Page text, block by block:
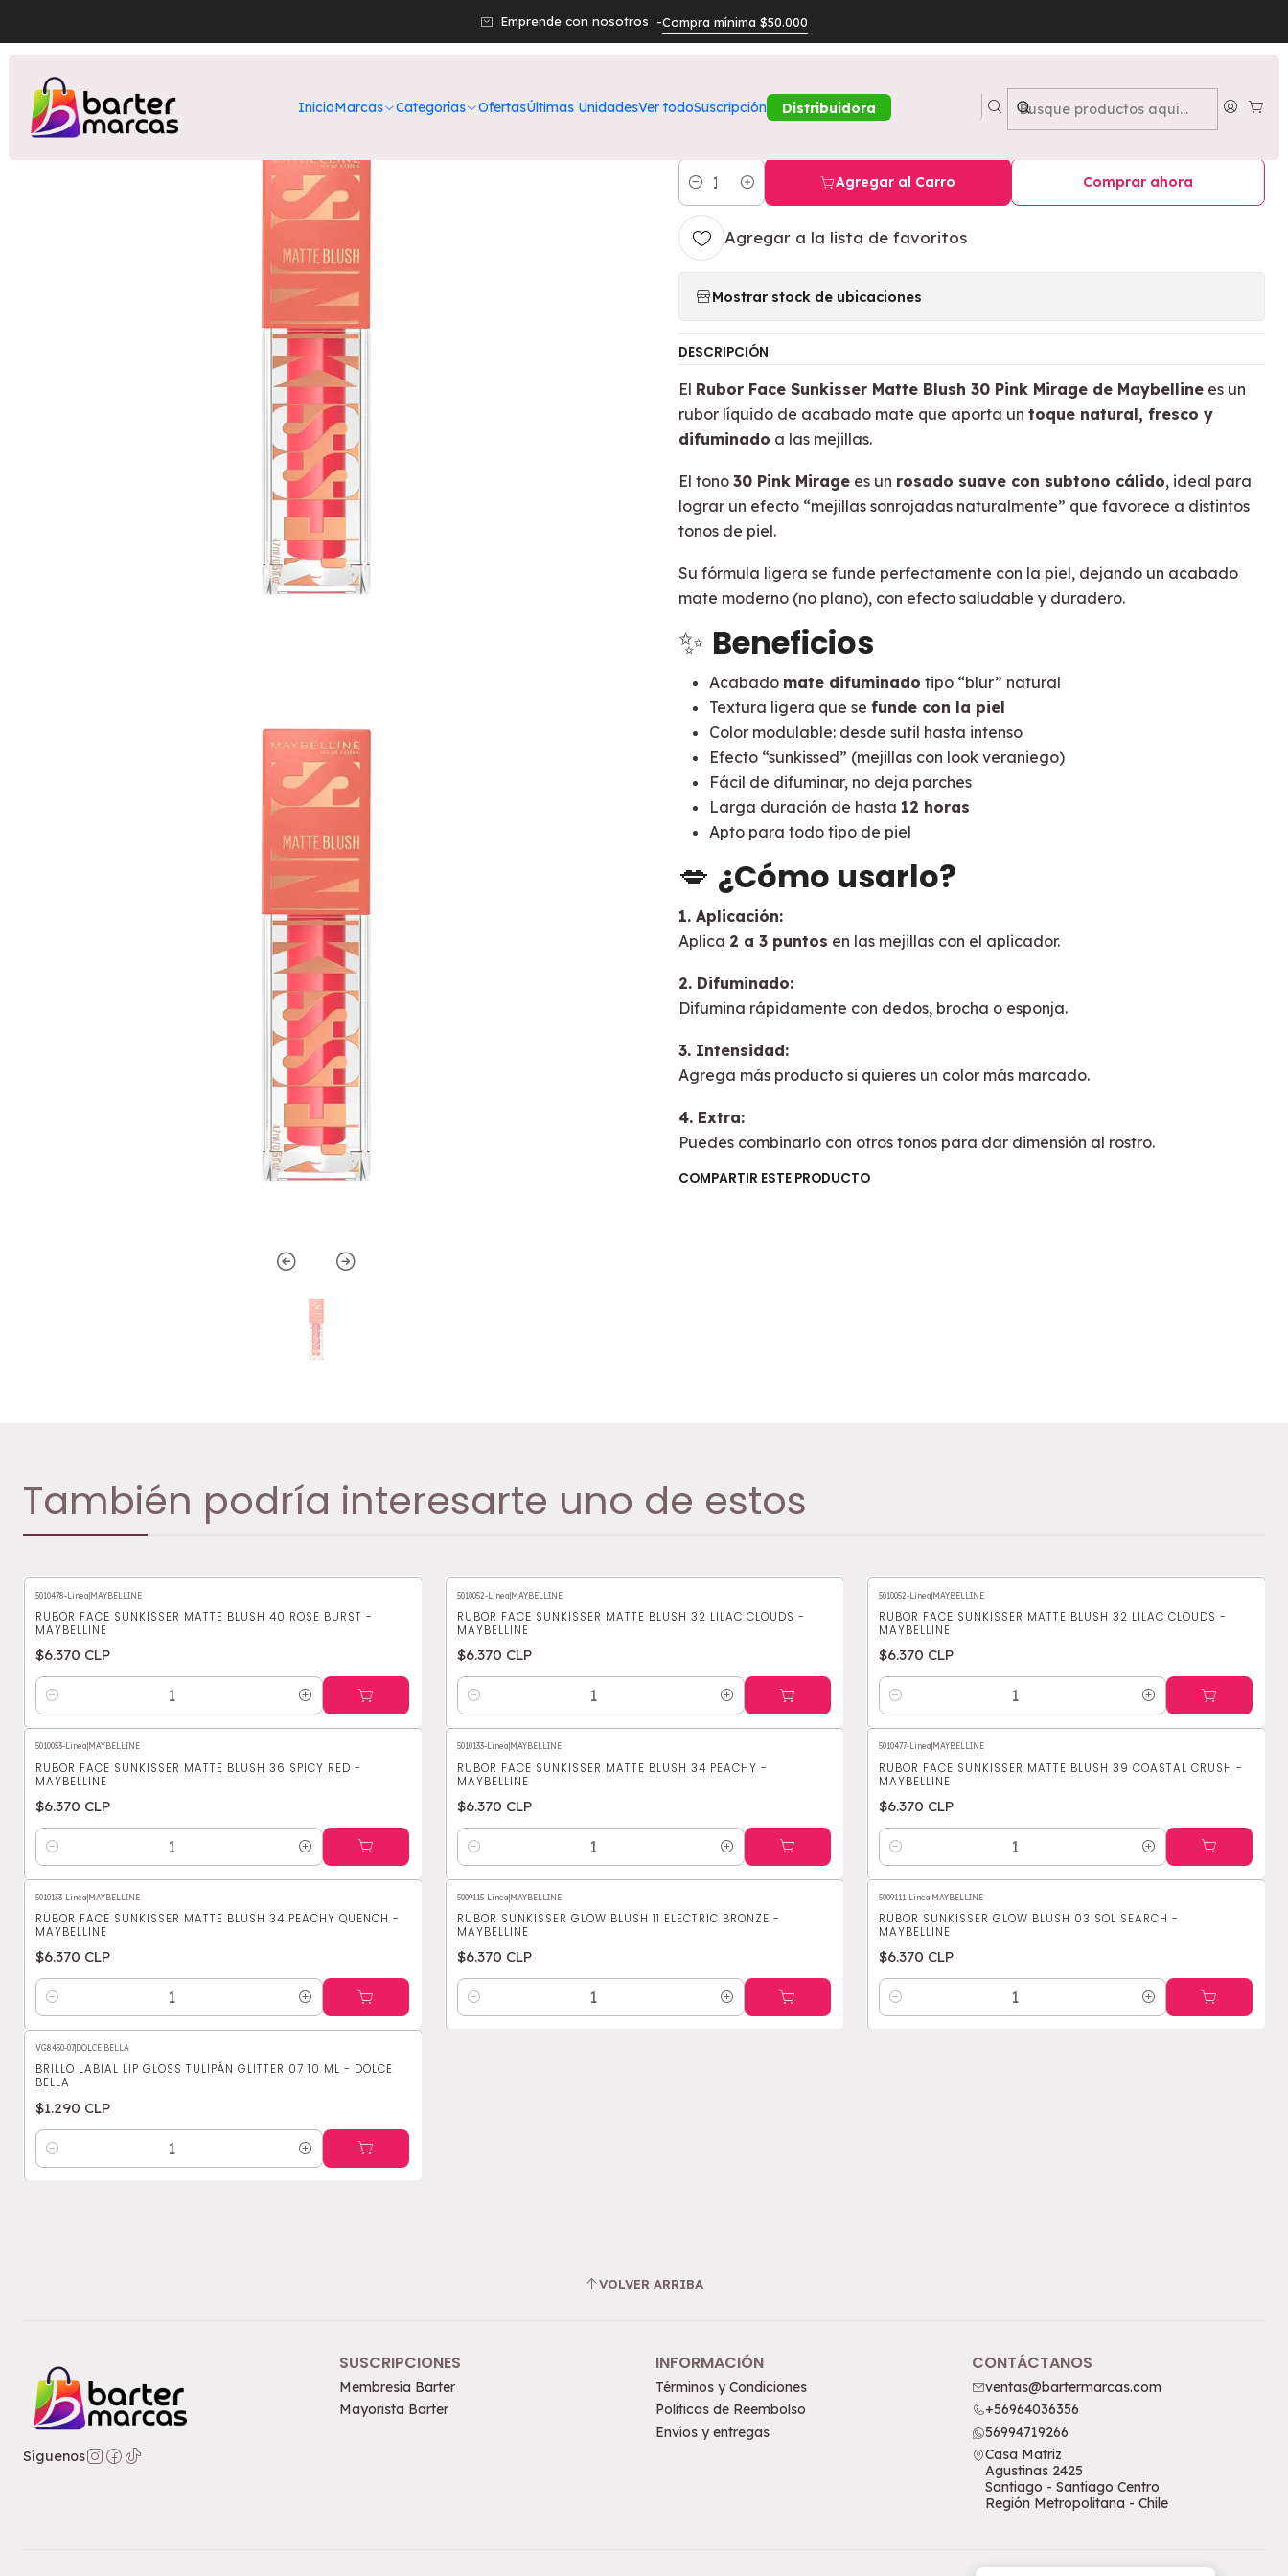
InicioMarcas Categorías OfertasÚltimas UnidadesVer todoSuscripción Distribuidora
Emprende con nosotros -Compra mínima $50.000
Belleza Labios Rubor Face Sunkisser Matte Blush 30 Pink Mirage - MAYBELLINE
Rubor Face Sunkisser Matte Blush 30 Pink
Mirage - MAYBELLINE
Cantidad
Agregar al Carro Comprar ahora
Agregar a la lista de favoritos
Mostrar stock de ubicaciones
DESCRIPCIÓN
El Rubor Face Sunkisser Matte Blush 30 Pink Mirage de Maybelline es un
rubor líquido de acabado mate que aporta un toque natural, fresco y
difuminado a las mejillas.
El tono 30 Pink Mirage es un rosado suave con subtono cálido, ideal para
lograr un efecto “mejillas sonrojadas naturalmente” que favorece a distintos
tonos de piel.
Su fórmula ligera se funde perfectamente con la piel, dejando un acabado
mate moderno (no plano), con efecto saludable y duradero.
✨ Beneficios
Acabado mate difuminado tipo “blur” natural
Textura ligera que se funde con la piel
Color modulable: desde sutil hasta intenso
Efecto “sunkissed” (mejillas con look veraniego)
Fácil de difuminar, no deja parches
Larga duración de hasta 12 horas
Apto para todo tipo de piel
💋 ¿Cómo usarlo?
1. Aplicación:
Aplica 2 a 3 puntos en las mejillas con el aplicador.
2. Difuminado:
Difumina rápidamente con dedos, brocha o esponja.
3. Intensidad:
Agrega más producto si quieres un color más marcado.
4. Extra:
Puedes combinarlo con otros tonos para dar dimensión al rostro.
COMPARTIR ESTE PRODUCTO
También podría interesarte uno de estos
5010478-Linea MAYBELLINE
RUBOR FACE SUNKISSER MATTE BLUSH 40 ROSE BURST -
MAYBELLINE
$6.370 CLP
Cantidad
5010052-Linea MAYBELLINE
RUBOR FACE SUNKISSER MATTE BLUSH 32 LILAC CLOUDS -
MAYBELLINE
$6.370 CLP
Cantidad
5010052-Linea MAYBELLINE
RUBOR FACE SUNKISSER MATTE BLUSH 32 LILAC CLOUDS -
MAYBELLINE
$6.370 CLP
Cantidad
5010053-Linea MAYBELLINE
RUBOR FACE SUNKISSER MATTE BLUSH 36 SPICY RED -
MAYBELLINE
$6.370 CLP
Cantidad
5010133-Linea MAYBELLINE
RUBOR FACE SUNKISSER MATTE BLUSH 34 PEACHY -
MAYBELLINE
$6.370 CLP
Cantidad
5010477-Linea MAYBELLINE
RUBOR FACE SUNKISSER MATTE BLUSH 39 COASTAL CRUSH -
MAYBELLINE
$6.370 CLP
Cantidad
5010133-Linea MAYBELLINE
RUBOR FACE SUNKISSER MATTE BLUSH 34 PEACHY QUENCH -
MAYBELLINE
$6.370 CLP
Cantidad
5009115-Linea MAYBELLINE
RUBOR SUNKISSER GLOW BLUSH 11 ELECTRIC BRONZE -
MAYBELLINE
$6.370 CLP
Cantidad
5009111-Linea MAYBELLINE
RUBOR SUNKISSER GLOW BLUSH 03 SOL SEARCH -
MAYBELLINE
$6.370 CLP
Cantidad
VG8450-07 DOLCE BELLA
BRILLO LABIAL LIP GLOSS TULIPÁN GLITTER 07 10 ML - DOLCE
BELLA
$1.290 CLP
Cantidad
VOLVER ARRIBA
Síguenos
SUSCRIPCIONES
Membresía Barter
Mayorista Barter
INFORMACIÓN
Términos y Condiciones
Políticas de Reembolso
Envíos y entregas
CONTÁCTANOS
ventas@bartermarcas.com
+56964036356
56994719266
Casa Matriz
Agustinas 2425
Santiago - Santiago Centro
Región Metropolitana - Chile